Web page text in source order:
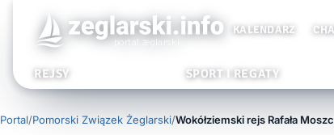
KALENDARZ
REJSY SPORT I REGATY
Portal/Pomorski Związek Żeglarski/